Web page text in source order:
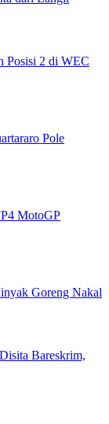
Posisi 2 di WEC
Pole
MotoGP
Goreng Nakal
Bareskrim,